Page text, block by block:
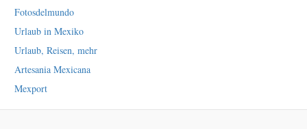
Fotosdelmundo
Urlaub in Mexiko
Urlaub, Reisen, mehr
Artesania Mexicana
Mexport